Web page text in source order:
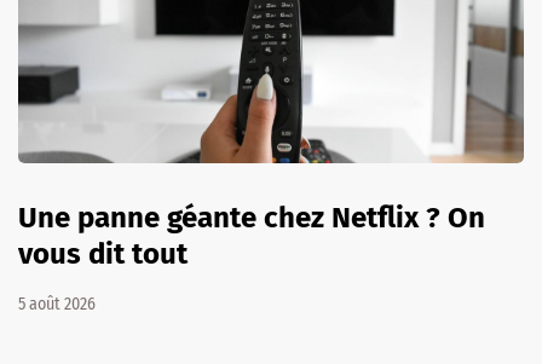
Une panne géante chez Netflix ? On
vous dit tout
5 août 2026